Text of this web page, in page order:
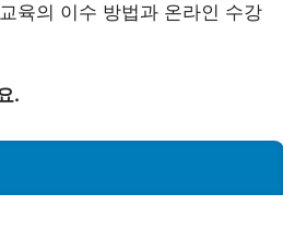
육의 이수 방법과 온라인 수강
.